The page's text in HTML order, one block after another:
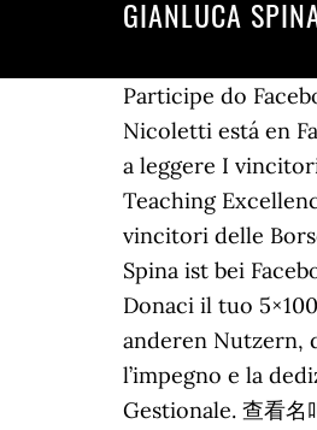
GIANLUCA
Participe do
Nicoletti está en
a leggere I
Teaching
vincitori delle
Spina ist bei
Donaci il tuo
anderen Nutzern,
l’impegno e la
Gestionale. 查看名